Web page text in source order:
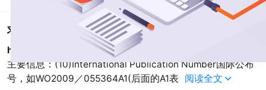
求介绍一篇标准专利文件的格式，我能大致了解
hannah@旗渡:
一篇PCT专利申请文件的扉页一般包括以下
主要信息：(10)International Publication Number国际公布
号，如WO2009／055364A1(后面的A1表
阅读全文 